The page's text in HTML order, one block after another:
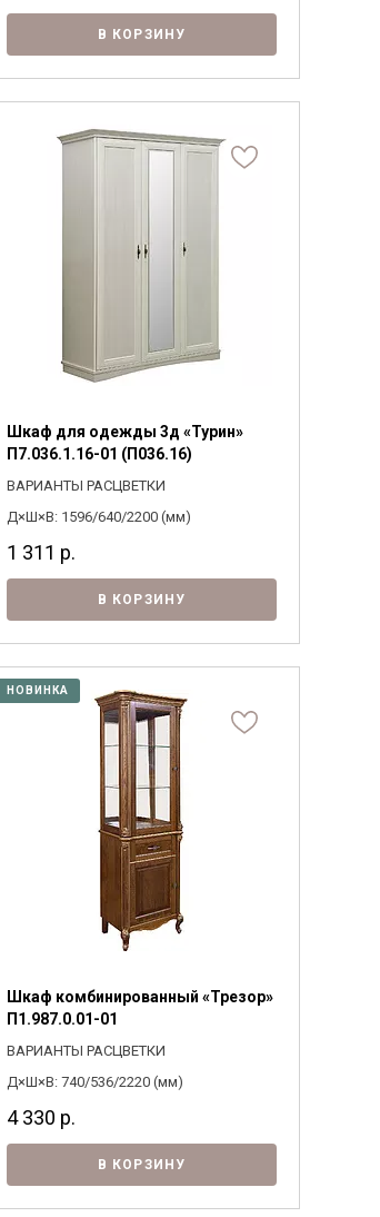
В КОРЗИНУ
Шкаф для одежды 3д «Турин»
П7.036.1.16-01 (П036.16)
ВАРИАНТЫ РАСЦВЕТКИ
Д×Ш×В: 1596/640/2200 (мм)
1 311 р.
В КОРЗИНУ
НОВИНКА
Шкаф комбинированный «Трезор»
П1.987.0.01-01
ВАРИАНТЫ РАСЦВЕТКИ
Д×Ш×В: 740/536/2220 (мм)
4 330 р.
В КОРЗИНУ